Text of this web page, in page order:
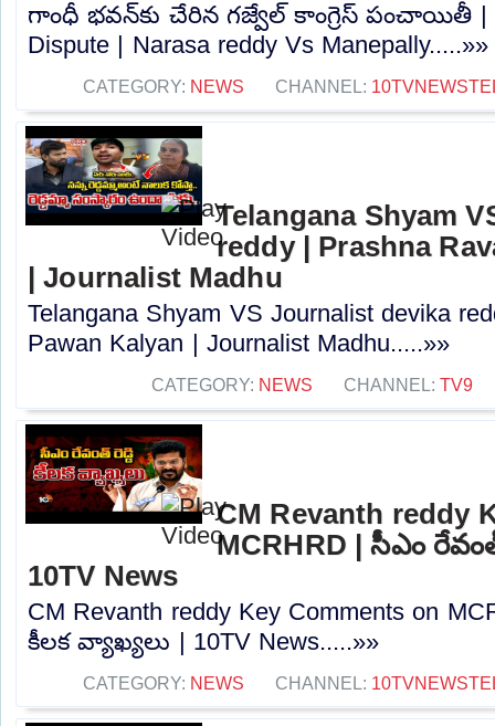
గాంధీ భవన్⁬కు చేరిన గజ్వేల్ కాంగ్రెస్ పంచాయితీ |
Dispute | Narasa reddy Vs Manepally.....»»
CATEGORY: NEWS CHANNEL:
Telangana Shyam
reddy | Prashna
| Journalist Madhu
Telangana Shyam VS Journalist devika
Pawan Kalyan | Journalist Madhu.....»»
CATEGORY: NEWS CHANNEL: TV9
CM Revanth reddy
MCRHRD | సీఎం
10TV News
CM Revanth reddy Key Comments on
కీలక వ్యాఖ్యలు | 10TV News.....»»
CATEGORY: NEWS CHANNEL: